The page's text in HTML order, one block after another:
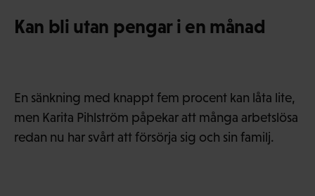
Kan bli utan pengar i en månad
En sänkning med knappt fem procent kan låta lite,
men Karita Pihlström påpekar att många arbetslösa
redan nu har svårt att försörja sig och sin familj.